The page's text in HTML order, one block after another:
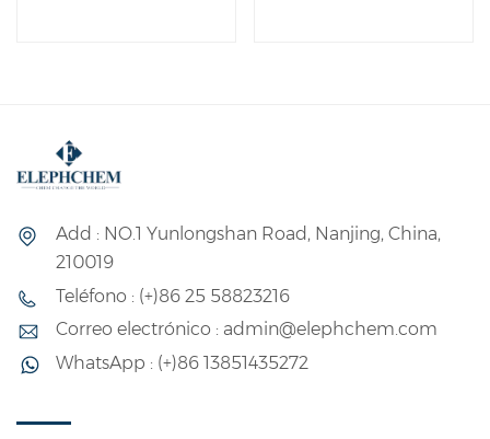
Add : NO.1 Yunlongshan Road, Nanjing, China,
210019
Teléfono : (+)86 25 58823216
Correo electrónico : admin@elephchem.com
WhatsApp : (+)86 13851435272